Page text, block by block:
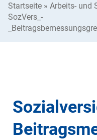
Startseite » Arbeits- und
SozVers_-